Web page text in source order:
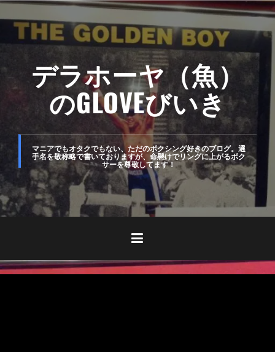
ン
キ
プ
デラホーヤ（魚）
のGLOVEびいき
マニアでもオタクでもない、ただのボクシング好きのブログ。選
手名を敬称略で書いておりますが、命懸けでリングに上がるボク
サーを尊敬してます！